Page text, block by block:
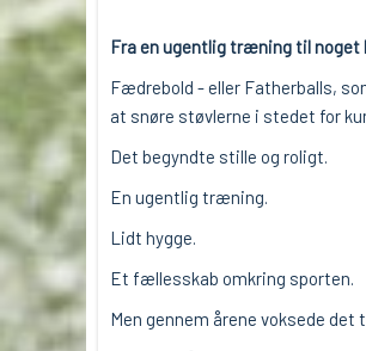
Fra en ugentlig træning til noget
Fædrebold - eller Fatherballs,
at snøre støvlerne i stedet for
Det begyndte stille og roligt.
En ugentlig træning.
Lidt hygge.
Et fællesskab omkring sporten.
Men gennem årene voksede